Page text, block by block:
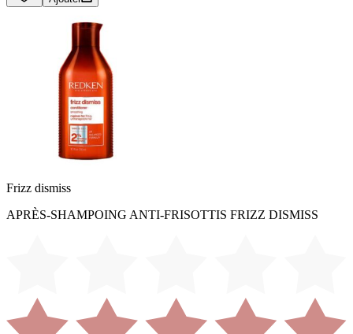
Frizz dismiss
APRÈS-SHAMPOING ANTI-FRISOTTIS FRIZZ DISMISS